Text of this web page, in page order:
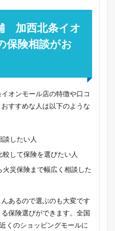
加西北条イオ
保険相談がお
オンモール店の特徴や口コ
すすめな人は以下のような
したい人
して保険を選びたい人
災保険まで幅広く相談した
あるので選ぶのも大変です
保険選びができます。全国
くのショッピングモールに